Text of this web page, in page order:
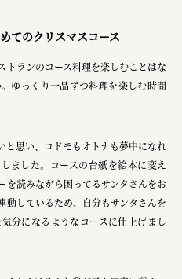
パン株式会社
式会社
ステム株式会社
てのクリスマスコース
トランのコース料理を楽しむことはな
ゆっくり一品ずつ料理を楽しむ時間
と思い、コドモもオトナも夢中になれ
ました。コースの台紙を絵本に変え
を読みながら困ってるサンタさんをお
動しているため、自分もサンタさんを
分になるようなコースに仕上げまし